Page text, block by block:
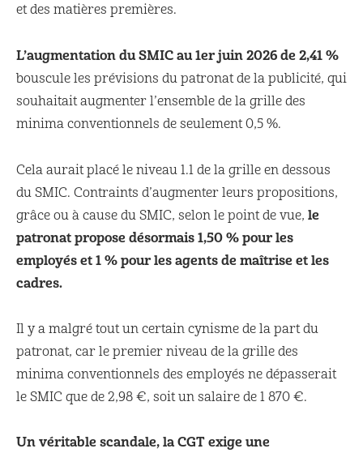
et des matières premières.
L’augmentation du SMIC au 1er juin 2026 de 2,41 %
bouscule les prévisions du patronat de la publicité, qui
souhaitait augmenter l’ensemble de la grille des
minima conventionnels de seulement 0,5 %.
Cela aurait placé le niveau 1.1 de la grille en dessous
du SMIC. Contraints d’augmenter leurs propositions,
grâce ou à cause du SMIC, selon le point de vue, le
patronat propose désormais 1,50 % pour les
employés et 1 % pour les agents de maîtrise et les
cadres.
Il y a malgré tout un certain cynisme de la part du
patronat, car le premier niveau de la grille des
minima conventionnels des employés ne dépasserait
le SMIC que de 2,98 €, soit un salaire de 1 870 €.
Un véritable scandale, la CGT exige une